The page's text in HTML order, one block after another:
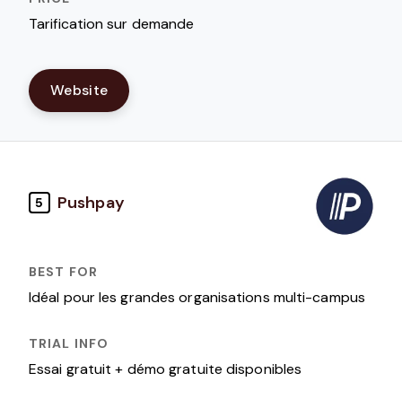
Tarification sur demande
Website
5 Pushpay
Idéal pour les grandes organisations multi-campus
Essai gratuit + démo gratuite disponibles